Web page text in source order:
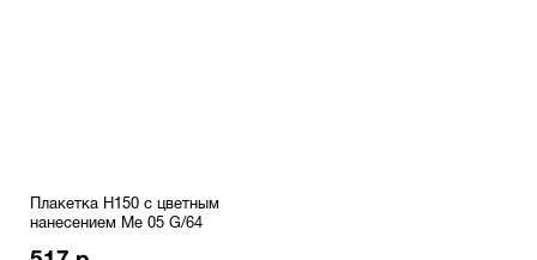
Плакетка H150 с цветным
нанесением Me 05 G/64